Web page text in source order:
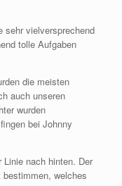
sehr vielversprechend
tolle Aufgaben
die meisten
auch unseren
wurden
bei Johnny
nach hinten. Der
welches